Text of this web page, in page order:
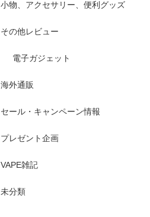
小物、アクセサリー、便利グッズ
その他レビュー
電子ガジェット
海外通販
セール・キャンペーン情報
プレゼント企画
VAPE雑記
未分類